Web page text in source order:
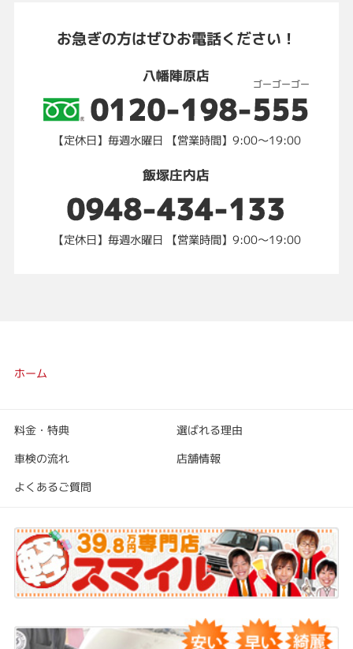
お急ぎの方はぜひお電話ください！
八幡陣原店 ゴーゴーゴー
0120-198-555
【定休日】毎週水曜日 【営業時間】9:00～19:00
飯塚庄内店
0948-434-133
【定休日】毎週水曜日 【営業時間】9:00～19:00
ホーム
料金・特典 選ばれる理由
車検の流れ 店舗情報
よくあるご質問